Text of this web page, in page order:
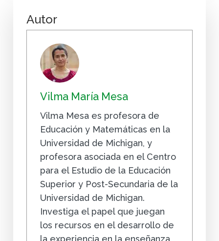
Autor
Vilma María Mesa
Vilma Mesa es profesora de
Educación y Matemáticas en la
Universidad de Michigan, y
profesora asociada en el Centro
para el Estudio de la Educación
Superior y Post-Secundaria de la
Universidad de Michigan.
Investiga el papel que juegan
los recursos en el desarrollo de
la experiencia en la enseñanza